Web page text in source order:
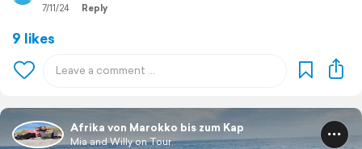
7/11/24 Reply
9 likes
Afrika von Marokko bis zum Kap
Mia and Willy on Tour